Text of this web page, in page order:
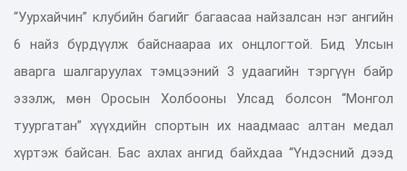
“Уурхайчин” клубийн багийг багаасаа найзалсан нэг ангийн
6 найз бүрдүүлж байснаараа их онцлогтой. Бид Улсын
аварга шалгаруулах тэмцээний 3 удаагийн тэргүүн байр
эзэлж, мөн Оросын Холбооны Улсад болсон “Монгол
туургатан” хүүхдийн спортын их наадмаас алтан медал
хүртэж байсан. Бас ахлах ангид байхдаа “Үндэсний дээд